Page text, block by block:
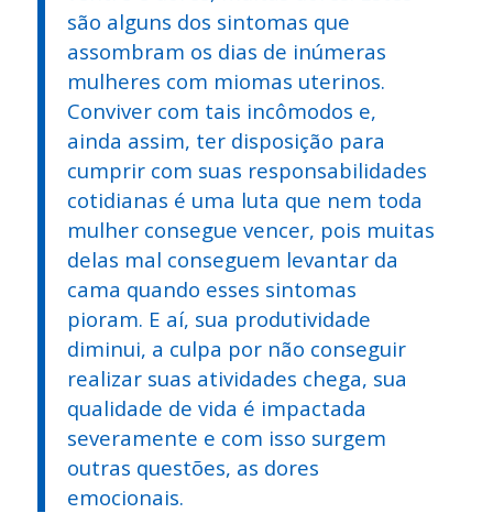
são alguns dos sintomas que
assombram os dias de inúmeras
mulheres com miomas uterinos.
Conviver com tais incômodos e,
ainda assim, ter disposição para
cumprir com suas responsabilidades
cotidianas é uma luta que nem toda
mulher consegue vencer, pois muitas
delas mal conseguem levantar da
cama quando esses sintomas
pioram. E aí, sua produtividade
diminui, a culpa por não conseguir
realizar suas atividades chega, sua
qualidade de vida é impactada
severamente e com isso surgem
outras questões, as dores
emocionais.